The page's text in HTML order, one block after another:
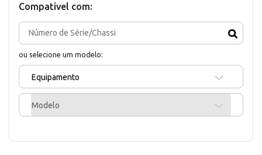
Compativel com:
ou selecione um modelo:
Equipamento
Modelo